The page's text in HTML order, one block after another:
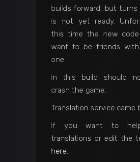
builds forward, but
is not yet ready.
this time the new
want to be friends
one.
In this build should
crash the game.
Translation service came
If you want to
translations or edit the
here.